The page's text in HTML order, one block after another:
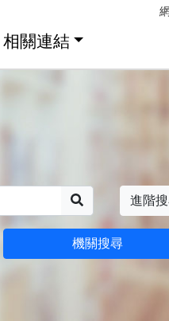
相關連結
進階
機關搜尋